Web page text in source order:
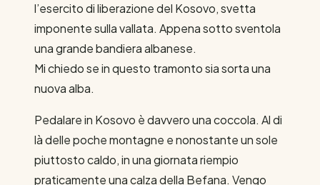
l’esercito di liberazione del Kosovo, svetta
imponente sulla vallata. Appena sotto sventola
una grande bandiera albanese.
Mi chiedo se in questo tramonto sia sorta una
nuova alba.
Pedalare in Kosovo è davvero una coccola. Al di
là delle poche montagne e nonostante un sole
piuttosto caldo, in una giornata riempio
praticamente una calza della Befana. Vengo